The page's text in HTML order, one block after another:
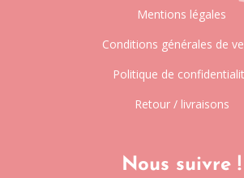
Mentions légales
Conditions générales de
Politique de
Retour / livraisons
Nous suivre !